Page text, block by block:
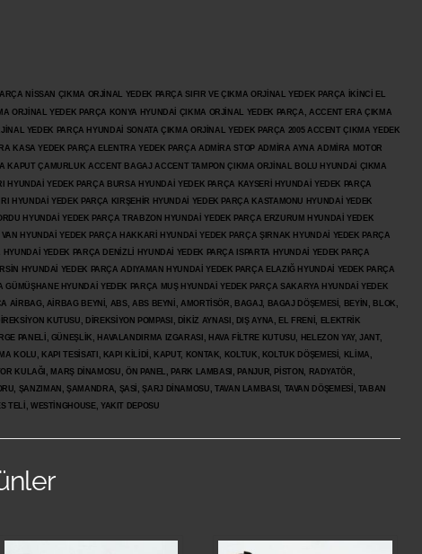
NİSSAN ÇIKMA ORJİNAL YEDEK PARÇA SIFIR VE ÇIKMA ORJİNAL YEDEK PARÇA İKİNCİ EL
YEDEK PARÇA KONYA HYUNDAİ ÇIKMA ORJİNAL YEDEK PARÇA, ACCENT ERA ÇIKMA
YEDEK PARÇA HYUNDAİ SONATA ÇIKMA ORJİNAL YEDEK PARÇA 2005 ACCENT ÇIKMA YEDEK
KASA YEDEK PARÇA ELENTRA YEDEK PARÇA ADMİRA STOP ADMİRA AYNA ADMİRA MOTOR
ÇAMURLUK ACCENT BAGAJ ACCENT TAMPON ÇIKMA ORJİNAL BOLU HYUNDAİ ÇIKMA
YEDEK PARÇA BURSA HYUNDAİ YEDEK PARÇA KAYSERİ HYUNDAİ YEDEK PARÇA
HYUNDAİ YEDEK PARÇA KIRŞEHİR HYUNDAİ YEDEK PARÇA KASTAMONU HYUNDAİ YEDEK
HYUNDAİ YEDEK PARÇA TRABZON HYUNDAİ YEDEK PARÇA ERZURUM HYUNDAİ YEDEK
HYUNDAİ YEDEK PARÇA HAKKARİ HYUNDAİ YEDEK PARÇA ŞIRNAK HYUNDAİ YEDEK PARÇA
YEDEK PARÇA DENİZLİ HYUNDAİ YEDEK PARÇA ISPARTA HYUNDAİ YEDEK PARÇA
HYUNDAİ YEDEK PARÇA ADIYAMAN HYUNDAİ YEDEK PARÇA ELAZIĞ HYUNDAİ YEDEK PARÇA
HYUNDAİ YEDEK PARÇA MUŞ HYUNDAİ YEDEK PARÇA SAKARYA HYUNDAİ YEDEK
AİRBAG, AİRBAG BEYNİ, ABS, ABS BEYNİ, AMORTİSÖR, BAGAJ, BAGAJ DÖŞEMESİ, BEYİN, BLOK,
KUTUSU, DİREKSİYON POMPASI, DİKİZ AYNASI, DIŞ AYNA, EL FRENİ, ELEKTRİK
PANELİ, GÜNEŞLİK, HAVALANDIRMA IZGARASI, HAVA FİLTRE KUTUSU, HELEZON YAY, JANT,
KOLU, KAPI TESİSATI, KAPI KİLİDİ, KAPUT, KONTAK, KOLTUK, KOLTUK DÖŞEMESİ, KLİMA,
KULAĞI, MARŞ DİNAMOSU, ÖN PANEL, PARK LAMBASI, PANJUR, PİSTON, RADYATÖR,
ŞANZIMAN, ŞAMANDRA, ŞASİ, ŞARJ DİNAMOSU, TAVAN LAMBASI, TAVAN DÖŞEMESİ, TABAN
TELİ, WESTİNGHOUSE, YAKIT DEPOSU